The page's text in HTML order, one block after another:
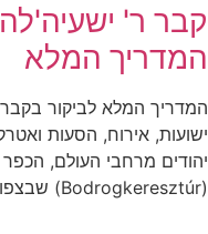
קבר ר'
המדריך המלא
המדריך המלא לביקור
ישועות, אירוח, הסעות
יהודים מרחבי העולם, הכפר
(Bodrogkeresztúr) שבצפון-מזרח הונגריה הוא הרבה